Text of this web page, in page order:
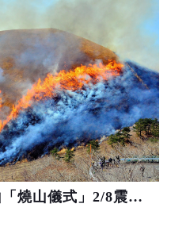
一年一度！靜岡縣大室山「燒山儀式」2/8震撼登場